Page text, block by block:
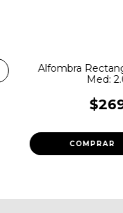
Alfombra
Med: